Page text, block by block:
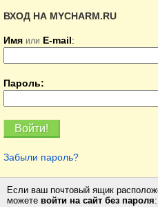
ВХОД НА MYCHARM.RU
Имя или E-mail:
Пароль:
Забыли пароль?
Если ваш почтовый ящик
можете войти на сайт без пароля: